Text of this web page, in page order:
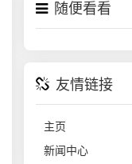
随便看看
友情链接
主页
新闻中心